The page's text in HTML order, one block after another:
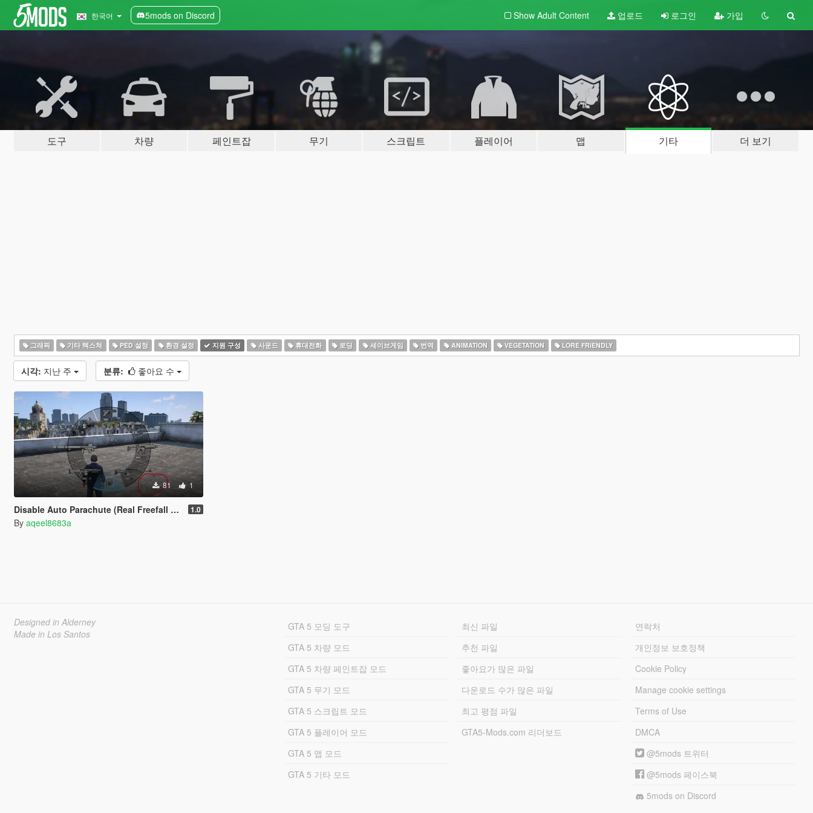
한국어 5mods on Discord Show Adult Content 업로드 로그인 가입
도구 차량 페인트잡 무기 스크립트 플레이어 맵 기타 더 보기
그래픽 기타 텍스쳐 PED 설정 환경 설정 지원 구성 사운드 휴대전화 로딩 세이브게임 번역 ANIMATION VEGETATION LORE FRIENDLY
시각: 지난 주 분류: 좋아요 수
81 1
Disable Auto Parachute (Real Freefall Fix) 1.0
By aqeel8683a
Designed in Alderney
Made in Los Santos
GTA 5 모딩 도구
GTA 5 차량 모드
GTA 5 차량 페인트잡 모드
GTA 5 무기 모드
GTA 5 스크립트 모드
GTA 5 플레이어 모드
GTA 5 맵 모드
GTA 5 기타 모드
최신 파일
추천 파일
좋아요가 많은 파일
다운로드 수가 많은 파일
최고 평점 파일
GTA5-Mods.com 리더보드
연락처
개인정보 보호정책
Cookie Policy
Manage cookie settings
Terms of Use
DMCA
@5mods 트위터
@5mods 페이스북
5mods on Discord